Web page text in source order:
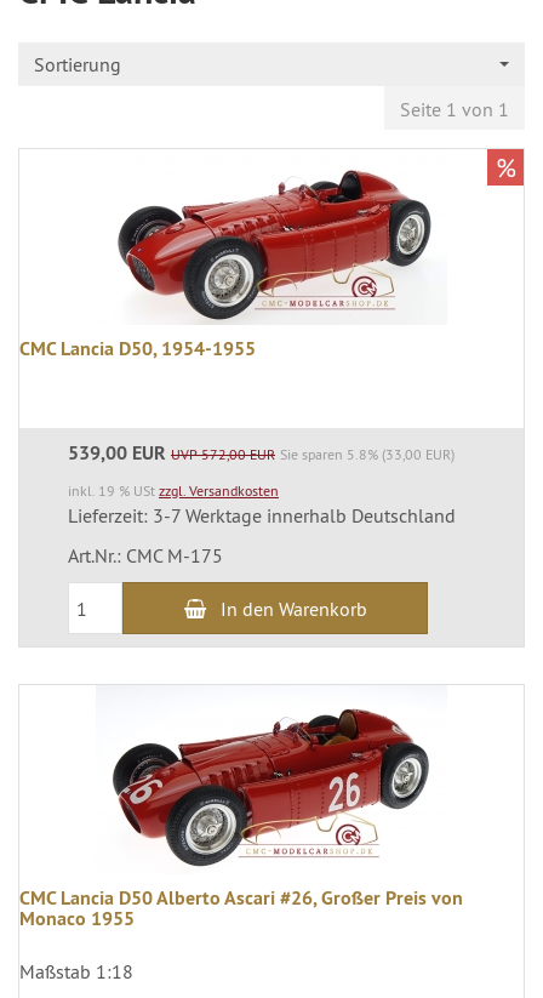
Sortierung
Seite 1 von 1
CMC Lancia D50, 1954-1955
539,00 EUR UVP 572,00 EUR Sie sparen 5.8% (33,00 EUR)
inkl. 19 % USt zzgl. Versandkosten
Lieferzeit: 3-7 Werktage innerhalb Deutschland
Art.Nr.: CMC M-175
In den Warenkorb
%
CMC Lancia D50 Alberto Ascari #26, Großer Preis von
Monaco 1955
Maßstab 1:18